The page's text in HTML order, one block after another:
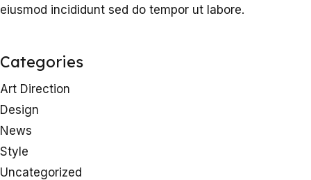
eiusmod incididunt sed do tempor ut labore.
Categories
Art Direction
Design
News
Style
Uncategorized